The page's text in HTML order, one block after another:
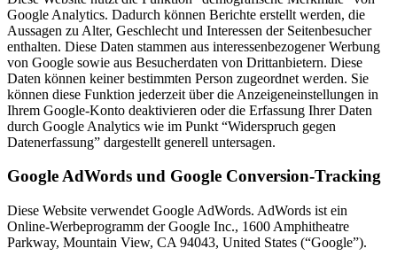
Google Analytics. Dadurch können Berichte erstellt werden, die
Aussagen zu Alter, Geschlecht und Interessen der Seitenbesucher
enthalten. Diese Daten stammen aus interessenbezogener Werbung
von Google sowie aus Besucherdaten von Drittanbietern. Diese
Daten können keiner bestimmten Person zugeordnet werden. Sie
können diese Funktion jederzeit über die Anzeigeneinstellungen in
Ihrem Google-Konto deaktivieren oder die Erfassung Ihrer Daten
durch Google Analytics wie im Punkt “Widerspruch gegen
Datenerfassung” dargestellt generell untersagen.
Google AdWords und Google Conversion-Tracking
Diese Website verwendet Google AdWords. AdWords ist ein
Online-Werbeprogramm der Google Inc., 1600 Amphitheatre
Parkway, Mountain View, CA 94043, United States (“Google”).